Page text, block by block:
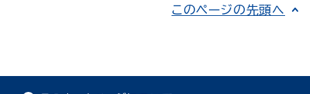
このページの先頭へ